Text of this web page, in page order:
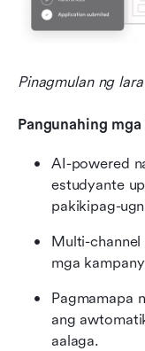
Pinagmulan ng
Pangunahing
AI-powered
estudyante
pakikipag-
Multi-
mga
Pagmamapa
ang
aalaga.